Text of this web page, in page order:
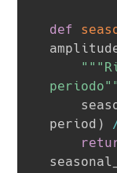
def
period )